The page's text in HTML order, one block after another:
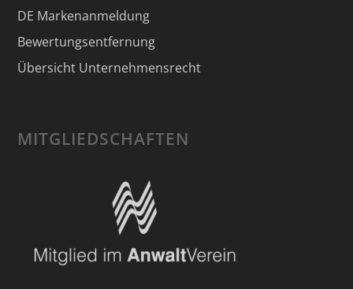
DE Markenanmeldung
Bewertungsentfernung
Übersicht Unternehmensrecht
MITGLIEDSCHAFTEN